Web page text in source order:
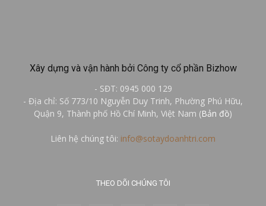
Xây dựng và vận hành bởi Công ty cổ phần Bizhow
- SĐT: 0945 000 129
- Địa chỉ: Số 773/10 Nguyễn Duy Trinh, Phường Phú Hữu,
Quận 9, Thành phố Hồ Chí Minh, Việt Nam (Bản đồ)
Liên hệ chúng tôi: info@sotaydoanhtri.com
THEO DÕI CHÚNG TÔI